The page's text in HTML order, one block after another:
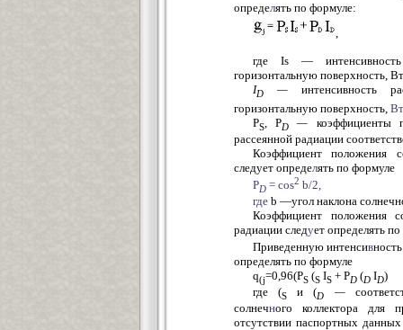
определять по формуле:
,
где Is —
горизонтальную поверхность,
ID —интенсивность
горизонтальную поверхность,
PS, PD — коэффициенты
рассеянной радиации
Коэффициент положения
следует определять по формуле
PD = cos2 b/2,
где b —угол наклона
Коэффициент положения
радиации следует определять
Приведенную интенсив
определять по формуле
q(j=0,96(PS (S IS + PD (D ID)
где(S и(D —
солнечного коллектора для
отсутствии паспортных